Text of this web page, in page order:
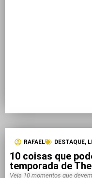
RAFAEL DESTAQUE,
10 coisas que
temporada de
Veja 10 momentos que